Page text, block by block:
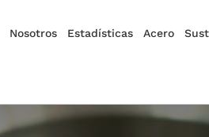
Nosotros Estadísticas Acero